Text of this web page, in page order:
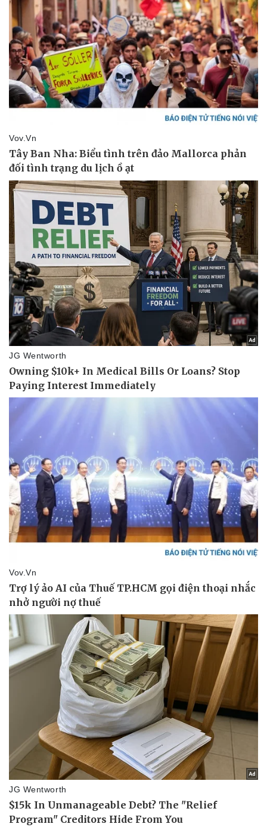
Tin nóng
Tư vấn luật
Việt Nam
Phân tích
Thể thao
Bóng đá
Thế giới thể thao
eSports
Hậu trường
Ô tô - Xe máy
Ô tô
Xe máy